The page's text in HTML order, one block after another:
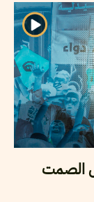
الصمت